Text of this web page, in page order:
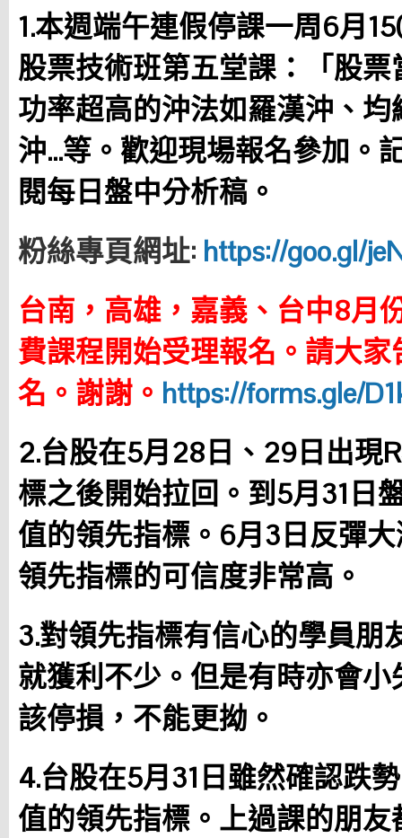
1.本週端午連假停課一周6月
股票技術班第五堂課：「股
功率超高的沖法如羅漢沖、
沖…等。歡迎現場報名參加。
閱每日盤中分析稿。
粉絲專頁網址: https://goo.gl/
台南，高雄，嘉義、台中8月
費課程開始受理報名。請大
名。謝謝。 https://forms.gle/
2.台股在5月28日、29日出現
標之後開始拉回。到5月31日
值的領先指標。6月3日反彈
領先指標的可信度非常高。
3.對領先指標有信心的學員朋
就獲利不少。但是有時亦會
該停損，不能更拗。
4.台股在5月31日雖然確認跌
值的領先指標。上過課的朋